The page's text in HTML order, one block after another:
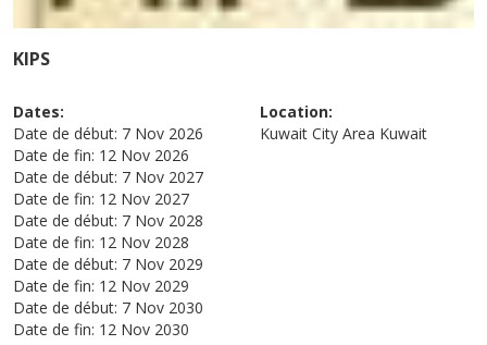
KIPS
Dates:
Date de début: 7 Nov 2026
Date de fin: 12 Nov 2026
Date de début: 7 Nov 2027
Date de fin: 12 Nov 2027
Date de début: 7 Nov 2028
Date de fin: 12 Nov 2028
Date de début: 7 Nov 2029
Date de fin: 12 Nov 2029
Date de début: 7 Nov 2030
Date de fin: 12 Nov 2030
Location:
Kuwait City Area Kuwait